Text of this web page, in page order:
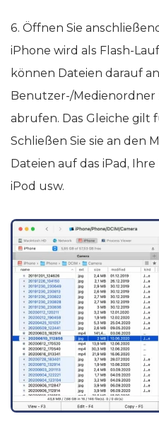
6. Öffnen Sie
iPhone wird als Flash-
können Dateien darauf
Benutzer-/
abrufen. Das Gleiche gilt
Schließen Sie sie an den
Dateien auf das iPad,
iPod usw.